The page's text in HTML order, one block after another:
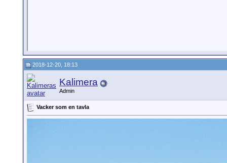
2018-12-20, 18:13
Kalimera
Admin
Vacker som en tavla